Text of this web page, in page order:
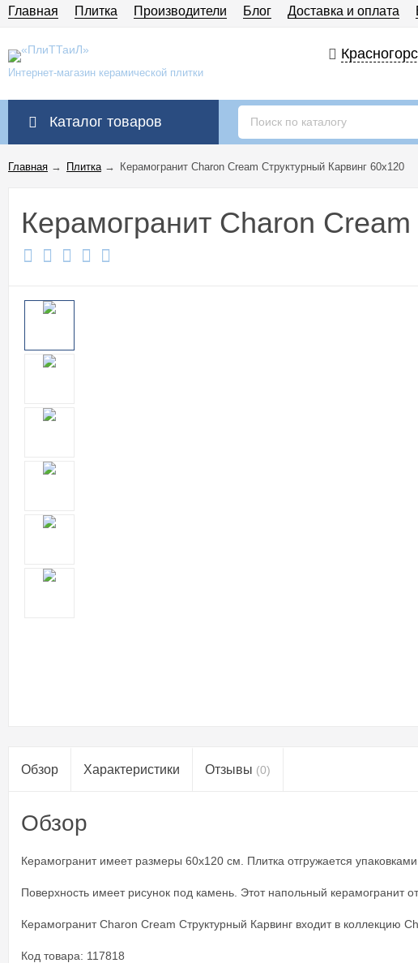
Главная Плитка Производители Блог Доставка и оплата
Интернет-магазин керамической плитки
Каталог товаров
Главная → Плитка→ Керамогранит Charon Cream Cтруктурный Карвинг 60x120
Керамогранит Charon
Обзор Характеристики Отзывы (0)
Обзор
Керамогранит имеет размеры 60x120 см. Плитка отгружается
Поверхность имеет рисунок под камень. Этот напольный керамогранит
Керамогранит Charon Cream Cтруктурный Карвинг входит в коллекцию
Код товара: 117818